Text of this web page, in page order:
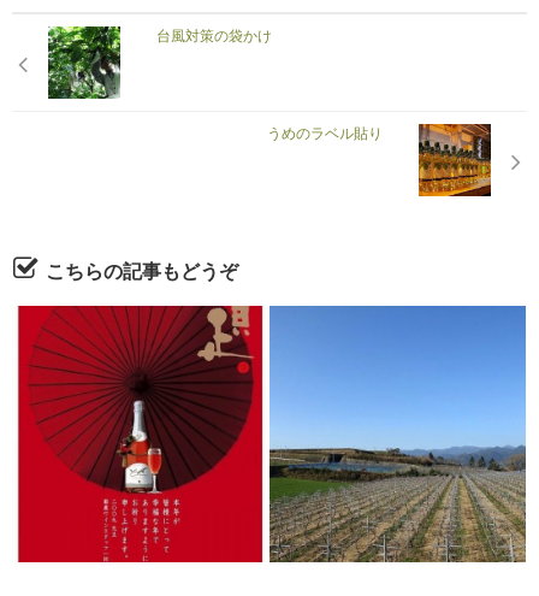
台風対策の袋かけ
うめのラベル貼り
こちらの記事もどうぞ